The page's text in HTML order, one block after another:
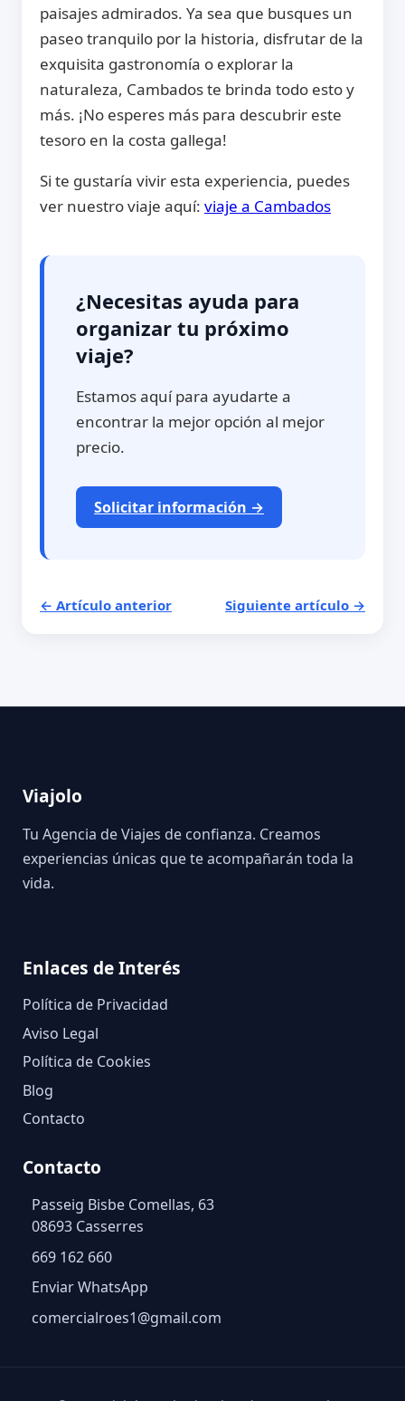
paisajes admirados. Ya sea que busques un
paseo tranquilo por la historia, disfrutar de la
exquisita gastronomía o explorar la
naturaleza, Cambados te brinda todo esto y
más. ¡No esperes más para descubrir este
tesoro en la costa gallega!
Si te gustaría vivir esta experiencia, puedes
ver nuestro viaje aquí: viaje a Cambados
¿Necesitas ayuda para
organizar tu próximo
viaje?
Estamos aquí para ayudarte a
encontrar la mejor opción al mejor
precio.
Solicitar información →
← Artículo anterior Siguiente artículo →
Viajolo
Tu Agencia de Viajes de confianza. Creamos
experiencias únicas que te acompañarán toda la
vida.
Enlaces de Interés
Política de Privacidad
Aviso Legal
Política de Cookies
Blog
Contacto
Contacto
Passeig Bisbe Comellas, 63
08693 Casserres
669 162 660
Enviar WhatsApp
comercialroes1@gmail.com